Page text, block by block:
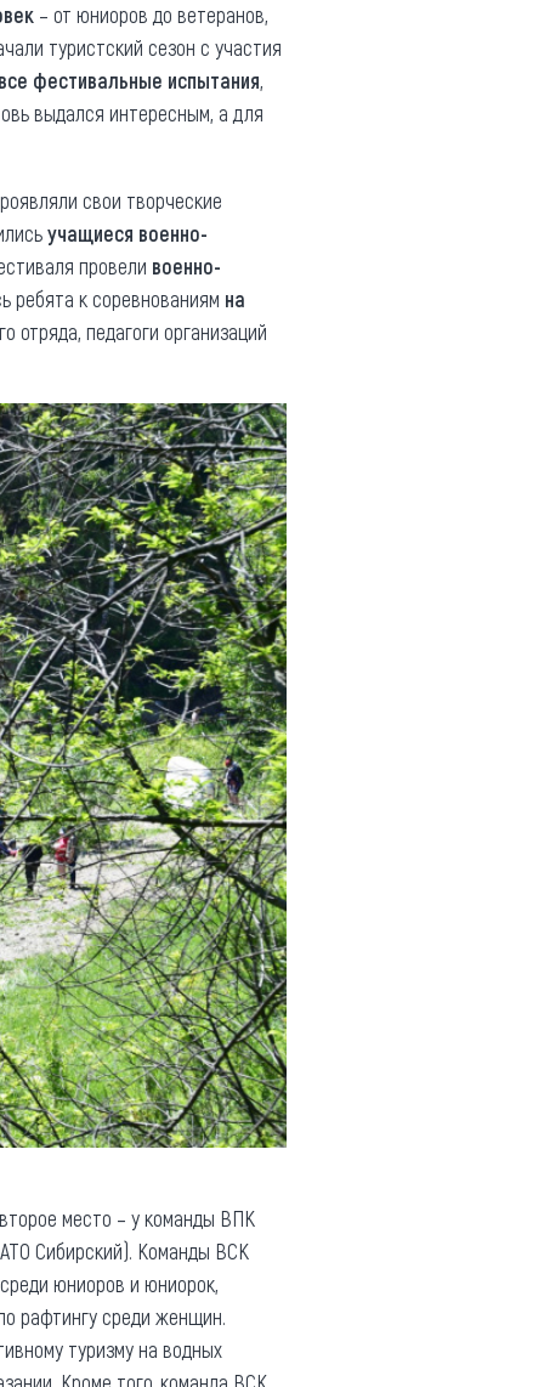
– от юниоров до ветеранов,
туристский сезон с участия
фестивальные испытания,
выдался интересным, а для
свои творческие
учащиеся военно-
провели военно-
ребята к соревнованиям на
отряда, педагоги организаций
место – у команды ВПК
Сибирский). Команды ВСК
юниоров и юниорок,
рафтингу среди женщин.
туризму на водных